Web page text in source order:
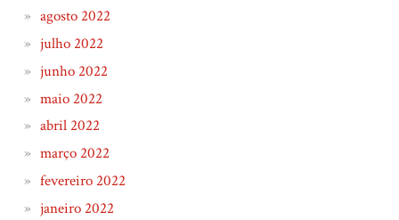
agosto 2022
julho 2022
junho 2022
maio 2022
abril 2022
março 2022
fevereiro 2022
janeiro 2022